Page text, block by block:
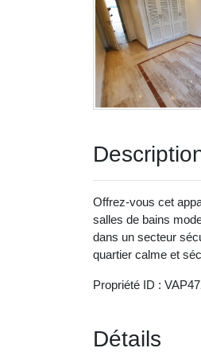
Offrez-vous cet
salles de bains
dans un secteur
quartier calme et
Propriété ID :
Détails